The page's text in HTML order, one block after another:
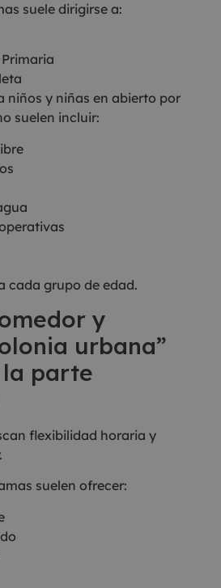
suele dirigirse a:
niños y niñas en abierto por
suelen incluir:
cada grupo de edad.
y
urbana”
parte
flexibilidad horaria y
suelen ofrecer: